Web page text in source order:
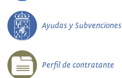
Ayudas y Subvenciones
Perfil de contratante